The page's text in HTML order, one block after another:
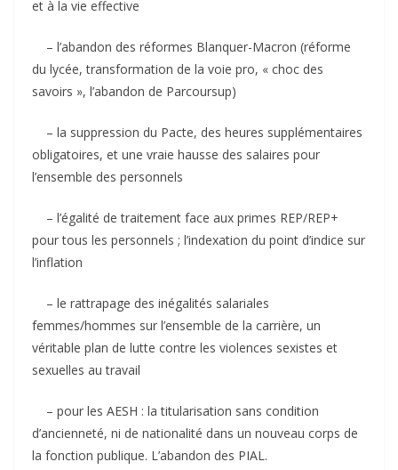
et à la vie effective
– l’abandon des réformes Blanquer-Macron (réforme
du lycée, transformation de la voie pro, « choc des
savoirs », l’abandon de Parcoursup)
– la suppression du Pacte, des heures supplémentaires
obligatoires, et une vraie hausse des salaires pour
l’ensemble des personnels
– l’égalité de traitement face aux primes REP/REP+
pour tous les personnels ; l’indexation du point d’indice sur
l’inflation
– le rattrapage des inégalités salariales
femmes/hommes sur l’ensemble de la carrière, un
véritable plan de lutte contre les violences sexistes et
sexuelles au travail
– pour les AESH : la titularisation sans condition
d’ancienneté, ni de nationalité dans un nouveau corps de
la fonction publique. L’abandon des PIAL.